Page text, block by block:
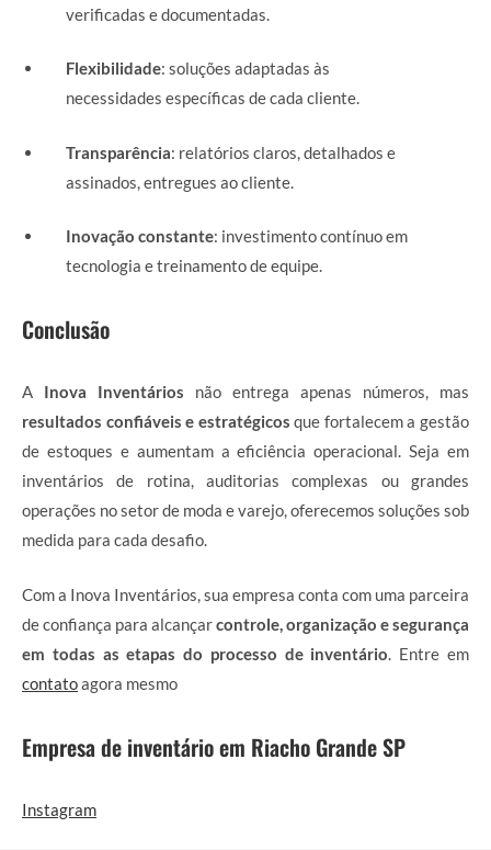
verificadas e documentadas.
Flexibilidade: soluções adaptadas às
necessidades específicas de cada cliente.
Transparência: relatórios claros, detalhados e
assinados, entregues ao cliente.
Inovação constante: investimento contínuo em
tecnologia e treinamento de equipe.
Conclusão
A Inova Inventários não entrega apenas números, mas
resultados confiáveis e estratégicos que fortalecem a gestão
de estoques e aumentam a eficiência operacional. Seja em
inventários de rotina, auditorias complexas ou grandes
operações no setor de moda e varejo, oferecemos soluções sob
medida para cada desafio.
Com a Inova Inventários, sua empresa conta com uma parceira
de confiança para alcançarcontrole, organização e segurança
em todas as etapas do processo de inventário . Entre em
contatoagora mesmo
Empresa de inventário em Riacho Grande SP
Instagram